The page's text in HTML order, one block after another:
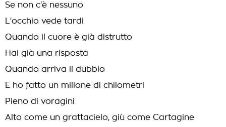
Se non c'è nessuno
L'occhio vede tardi
Quando il cuore è già distrutto
Hai già una risposta
Quando arriva il dubbio
E ho fatto un milione di chilometri
Pieno di voragini
Alto come un grattacielo, giù come Cartagine